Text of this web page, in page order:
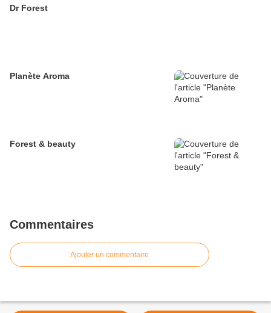
Dr Forest
Planète Aroma
Forest & beauty
Commentaires
Ajouter un commentaire